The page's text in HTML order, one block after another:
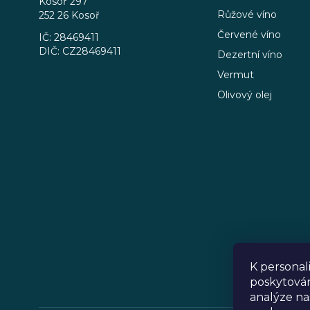
K
analýze
252 26 Kosoř
IČ: 28469411
DIČ: CZ28469411
Růžové víno
Červené víno
Dezertní víno
Vermut
Olivový olej